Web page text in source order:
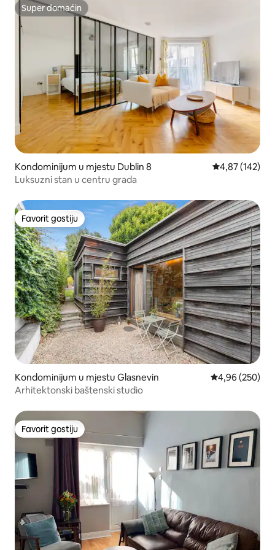
Super domaćin
Super domaćin
Kondominijum u mjestu Dublin 8 prosječna
4,87 (142)
Luksuzni stan u centru grada
Favorit gostiju
Favorit gostiju
Kondominijum u mjestu Glasnevin prosječna
4,96 (250)
Arhitektonski baštenski studio
Favorit gostiju
Favorit gostiju